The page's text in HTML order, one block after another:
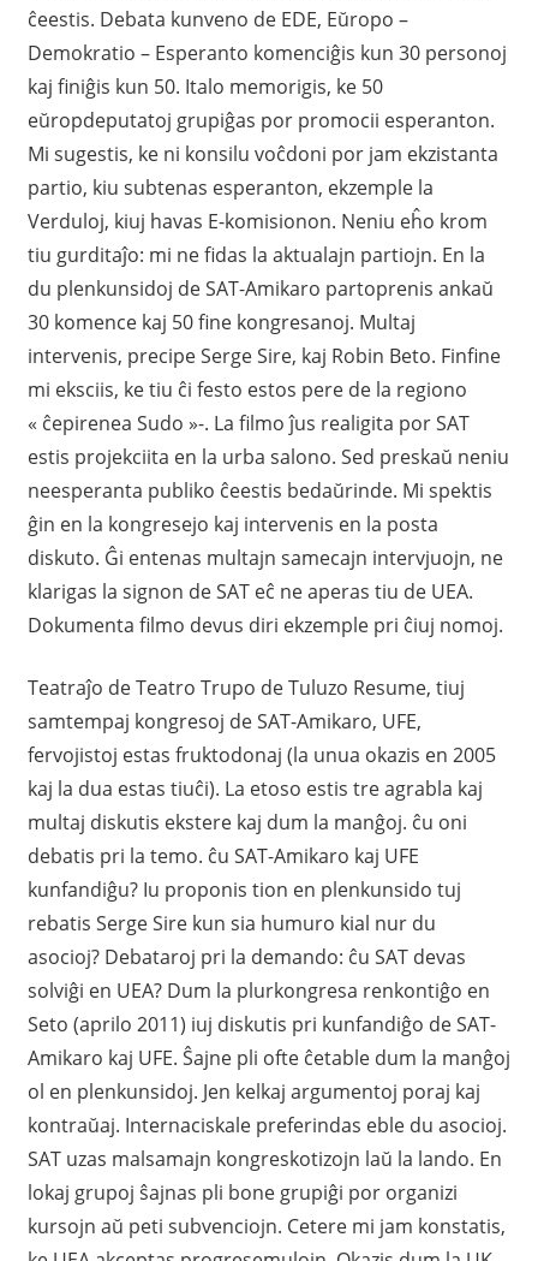
ĉeestis. Debata kunveno de EDE, Eŭropo –
Demokratio – Esperanto komenciĝis kun 30 personoj
kaj finiĝis kun 50. Italo memorigis, ke 50
eŭropdeputatoj grupiĝas por promocii esperanton.
Mi sugestis, ke ni konsilu voĉdoni por jam ekzistanta
partio, kiu subtenas esperanton, ekzemple la
Verduloj, kiuj havas E-komisionon. Neniu eĥo krom
tiu gurditaĵo: mi ne fidas la aktualajn partiojn. En la
du plenkunsidoj de SAT-Amikaro partoprenis ankaŭ
30 komence kaj 50 fine kongresanoj. Multaj
intervenis, precipe Serge Sire, kaj Robin Beto. Finfine
mi eksciis, ke tiu ĉi festo estos pere de la regiono
« ĉepirenea Sudo »-. La filmo ĵus realigita por SAT
estis projekciita en la urba salono. Sed preskaŭ neniu
neesperanta publiko ĉeestis bedaŭrinde. Mi spektis
ĝin en la kongresejo kaj intervenis en la posta
diskuto. Ĝi entenas multajn samecajn intervjuojn, ne
klarigas la signon de SAT eĉ ne aperas tiu de UEA.
Dokumenta filmo devus diri ekzemple pri ĉiuj nomoj.
Teatraĵo de Teatro Trupo de Tuluzo Resume, tiuj
samtempaj kongresoj de SAT-Amikaro, UFE,
fervojistoj estas fruktodonaj (la unua okazis en 2005
kaj la dua estas tiuĉi). La etoso estis tre agrabla kaj
multaj diskutis ekstere kaj dum la manĝoj. ĉu oni
debatis pri la temo. ĉu SAT-Amikaro kaj UFE
kunfandiĝu? Iu proponis tion en plenkunsido tuj
rebatis Serge Sire kun sia humuro kial nur du
asocioj? Debataroj pri la demando: ĉu SAT devas
solviĝi en UEA? Dum la plurkongresa renkontiĝo en
Seto (aprilo 2011) iuj diskutis pri kunfandiĝo de SAT-
Amikaro kaj UFE. Ŝajne pli ofte ĉetable dum la manĝoj
ol en plenkunsidoj. Jen kelkaj argumentoj poraj kaj
kontraŭaj. Internaciskale preferindas eble du asocioj.
SAT uzas malsamajn kongreskotizojn laŭ la lando. En
lokaj grupoj ŝajnas pli bone grupiĝi por organizi
kursojn aŭ peti subvenciojn. Cetere mi jam konstatis,